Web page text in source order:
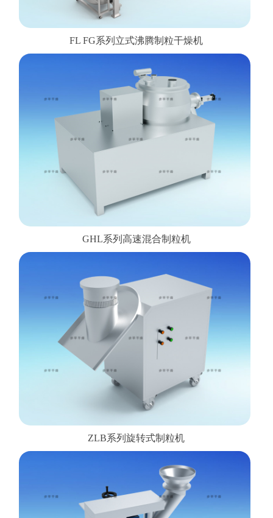
FL FG系列立式沸腾制粒干燥机
GHL系列高速混合制粒机
ZLB系列旋转式制粒机